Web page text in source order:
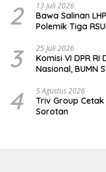
2 13 Juli 2026
Bawa Salinan
Polemik Tiga
3 25 Juli 2026
Komisi VI DPR
Nasional, BUMN
4 5 Agustus 2026
Triv Group
Sorotan